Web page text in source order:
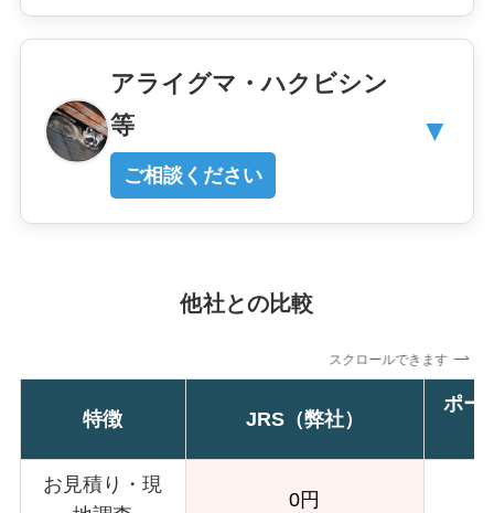
アライグマ・ハクビシン
等
ご相談ください
▼
他社との比較
スクロールできます
特徴 JRS（弊社）
ポー
お見積り・現
0円